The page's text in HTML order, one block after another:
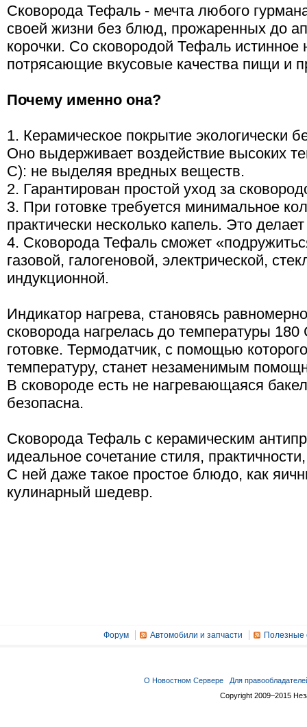
Сковорода Тефаль - мечта любого
своей жизни без блюд, прожаренных до
корочки. Со сковородой Тефаль истинное
потрясающие вкусовые качества пищи и
Почему именно она?
1. Керамическое покрытие экологически
Оно выдерживает воздействие высоких
С): не выделяя вредных веществ.
2. Гарантирован простой уход за
3. При готовке требуется минимальное
практически несколько капель. Это
4. Сковорода Тефаль сможет
газовой, галогеновой, электрической,
индукционной.
Индикатор нагрева, становясь
сковорода нагрелась до температуры
готовке. Термодатчик, с помощью
температуру, станет незаменимым
В сковороде есть не нагревающаяся
безопасна.
Сковорода Тефаль с керамическим
идеальное сочетание стиля,
С ней даже такое простое блюдо, как
кулинарный шедевр.
Форум Автомобили и запчасти Полезные
О Новостном Сервере
Для
Copyright 2009–2015